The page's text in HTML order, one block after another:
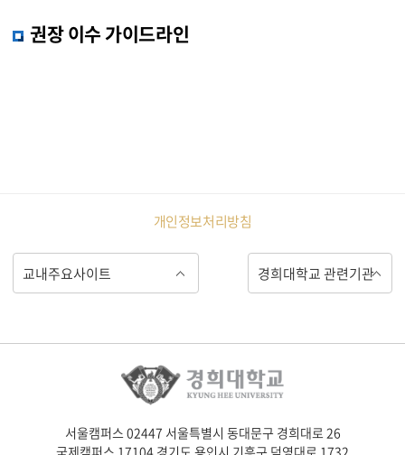
권장 이수 가이드라인
개인정보처리방침
서울캠퍼스 02447 서울특별시 동대문구 경희대로 26